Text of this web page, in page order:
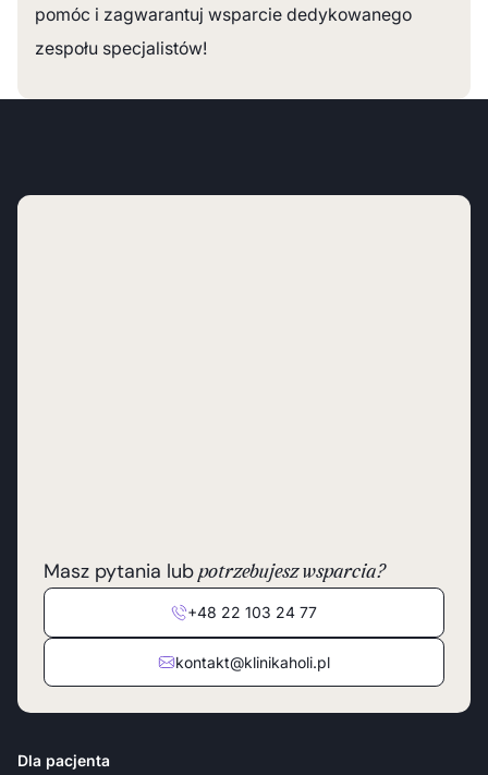
pomóc i zagwarantuj wsparcie dedykowanego
zespołu specjalistów!
Masz pytania lubpotrzebujesz wsparcia?
+48 22 103 24 77
kontakt@klinikaholi.pl
Dla pacjenta